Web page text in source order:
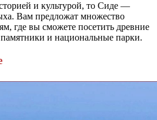
и культурой, то Сиде —
Вам предложат множество
где вы сможете посетить древние
памятники и национальные парки.